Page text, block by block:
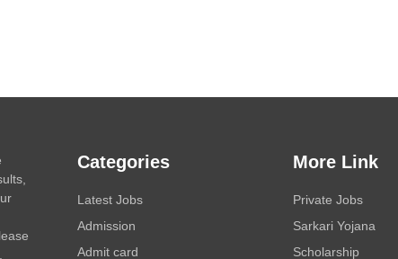
Categories
Latest Jobs
Admission
Admit card
More Link
Private Jobs
Sarkari Yojana
Scholarship